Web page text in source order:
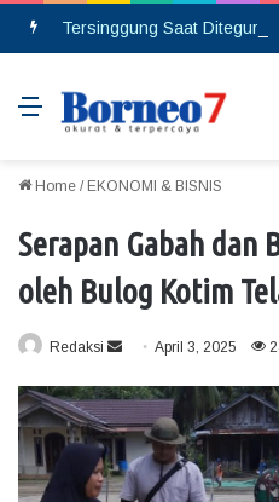
Menu
Home / EKONOMI & BISNIS
Serapan Gabah dan
oleh Bulog Kotim
Redaksi
n
d
a
n
April 3, 2025